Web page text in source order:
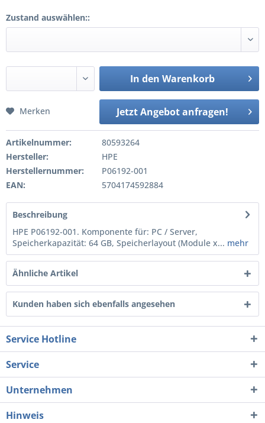
Zustand auswählen::
In den Warenkorb
Jetzt Angebot anfragen!
Merken
Artikelnummer:
80593264
Hersteller:
HPE
Herstellernummer:
P06192-001
EAN:
5704174592884
Beschreibung
HPE P06192-001. Komponente für: PC / Server,
Speicherkapazität: 64 GB, Speicherlayout (Module x... mehr
Ähnliche Artikel
Kunden haben sich ebenfalls angesehen
Service Hotline
Service
Unternehmen
Hinweis